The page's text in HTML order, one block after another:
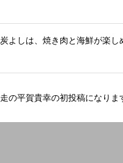
よしは、焼き肉と海鮮が楽し
の平賀貴幸の初投稿になりま